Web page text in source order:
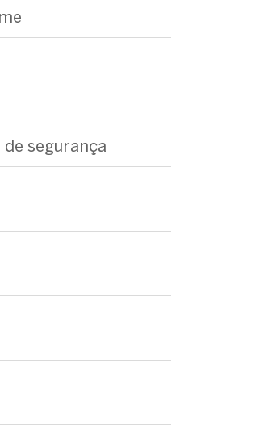
segurança